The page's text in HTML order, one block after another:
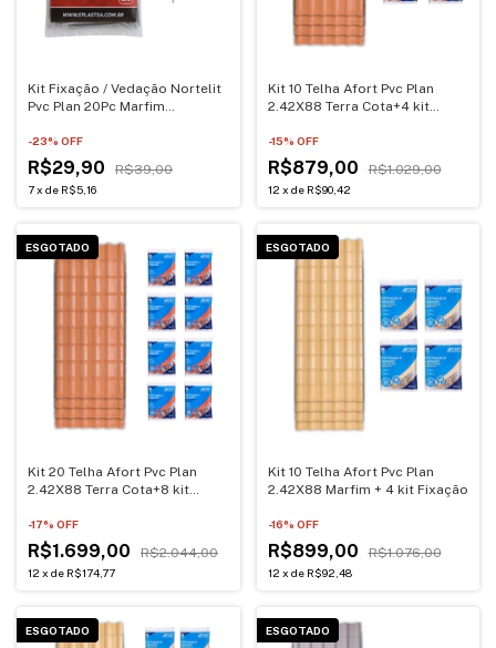
Kit Fixação / Vedação Nortelit
Pvc Plan 20Pc Marfim
-23% OFF
R$29,90 R$39,00
7x de R$5,16
Kit 10 Telha Afort Pvc Plan
2.42X88 Terra Cota+4 kit
-15% OFF
R$879,00 R$1.029,00
12 x de R$90,42
ESGOTADO
Kit 20 Telha Afort Pvc Plan
2.42X88 Terra Cota+8 kit
-17% OFF
R$1.699,00 R$2.044,00
12 x de R$174,77
ESGOTADO
Kit 10 Telha Afort Pvc Plan
2.42X88 Marfim + 4 kit Fixação
-16% OFF
R$899,00 R$1.076,00
12 x de R$92,48
ESGOTADO ESGOTADO